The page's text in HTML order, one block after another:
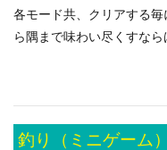
各モード共、クリアする
ら隅まで味わい尽くすなら
釣り（ミニゲーム）